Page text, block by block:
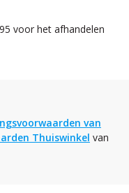
voor het afhandelen
van
Thuiswinkel van